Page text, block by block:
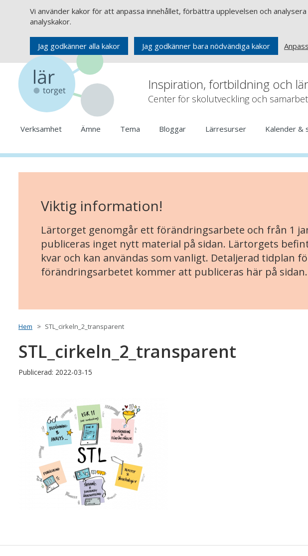
Vi använder kakor för att anpassa innehållet, förbättra upplevelsen och
analyskakor.
Jag godkänner alla kakor Jag godkänner bara nödvändiga kakor
Inspiration, fortbildning och
Center för skolutveckling och
Verksamhet Ämne Tema Bloggar Lärresurser Kalender &
Viktig information!
Lärtorget genomgår ett förändringsarbete och från 1
publiceras inget nytt material på sidan. Lärtorgets
kvar och kan användas som vanligt. Detaljerad tidplan
förändringsarbetet kommer att publiceras här på sidan.
Hem STL_cirkeln_2_transparent
STL_cirkeln_2_transparent
Publicerad: 2022-03-15